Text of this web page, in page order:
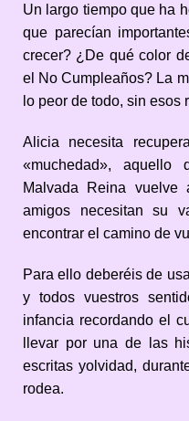
Un largo tiempo que ha
que parecían
crecer? ¿De qué color
el No Cumpleaños? La
lo peor de todo, sin esos
Alicia necesita
«muchedad»,
Malvada Reina
amigos necesitan su
encontrar el camino de
Para ello deberéis de
y todos vuestros
infancia recordando el
llevar por una de las
escritas yolvidad,
rodea.